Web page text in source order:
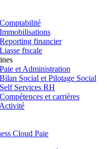
financier
fiscale
et Administration
Social et Pilotage Social
Services RH
et carrières
Cloud Paie